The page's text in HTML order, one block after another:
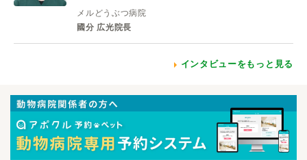
メルどうぶつ病院
國分 広光院長
インタビューをもっと見る